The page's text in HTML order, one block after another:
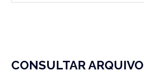
CONSULTAR ARQUIVO